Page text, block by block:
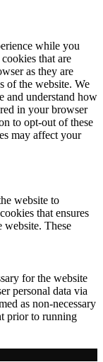
while you
that are
as they are
of the website. We
and understand how
in your browser
to opt-out of these
may affect your
website to
that ensures
website. These
for the website
personal data via
as non-necessary
prior to running